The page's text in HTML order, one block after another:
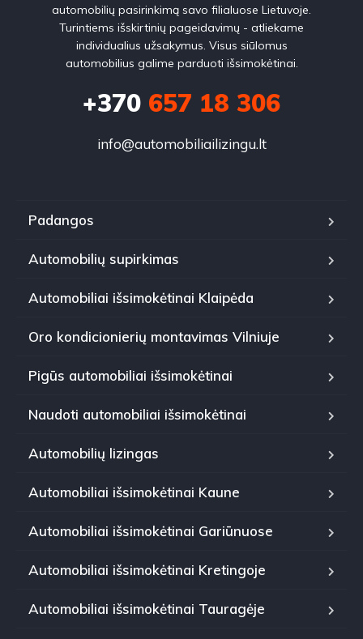
automobilių pasirinkimą savo filialuose Lietuvoje.
Turintiems išskirtinių pageidavimų - atliekame
individualius užsakymus. Visus siūlomus
automobilius galime parduoti išsimokėtinai.
+370 657 18 306
info@automobiliailizingu.lt
Padangos
Automobilių supirkimas
Automobiliai išsimokėtinai Klaipėda
Oro kondicionierių montavimas Vilniuje
Pigūs automobiliai išsimokėtinai
Naudoti automobiliai išsimokėtinai
Automobilių lizingas
Automobiliai išsimokėtinai Kaune
Automobiliai išsimokėtinai Gariūnuose
Automobiliai išsimokėtinai Kretingoje
Automobiliai išsimokėtinai Tauragėje